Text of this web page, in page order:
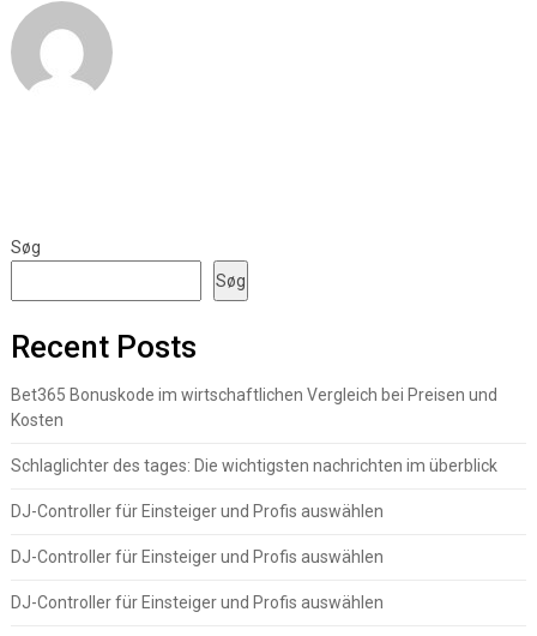
Søg
Søg
Recent Posts
Bet365 Bonuskode im wirtschaftlichen Vergleich bei Preisen und
Kosten
Schlaglichter des tages: Die wichtigsten nachrichten im überblick
DJ-Controller für Einsteiger und Profis auswählen
DJ-Controller für Einsteiger und Profis auswählen
DJ-Controller für Einsteiger und Profis auswählen